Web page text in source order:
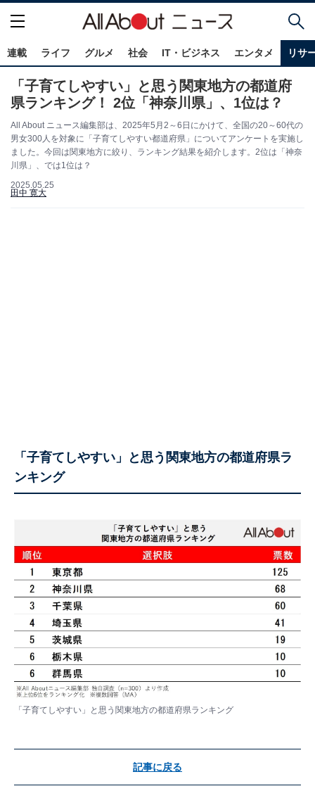
連載 ライフ グルメ 社会 IT・ビジネス エンタメ リサ
「子育てしやすい」と思う関東地方の都道府
県ランキング！ 2位「神奈川県」、1位は？
All About ニュース編集部は、2025年5月2～6日にかけて、全国の20～60代の
男女300人を対象に「子育てしやすい都道府県」についてアンケートを実施し
ました。今回は関東地方に絞り、ランキング結果を紹介します。2位は「神奈
川県」、では1位は？
2025.05.25
田中 寛大
「子育てしやすい」と思う関東地方の都道府県ラ
ンキング
「子育てしやすい」と思う関東地方の都道府県ランキング
記事に戻る